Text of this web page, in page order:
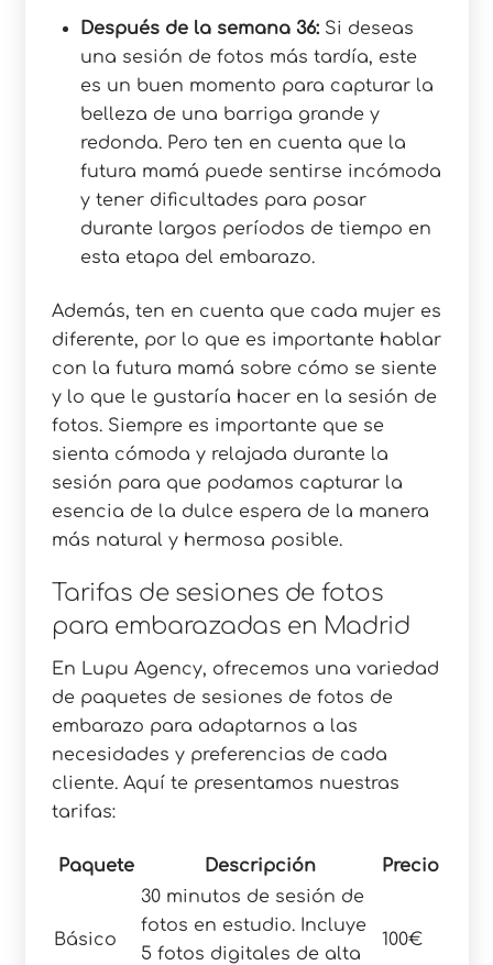
Después de la semana 36: Si deseas
una sesión de fotos más tardía, este
es un buen momento para capturar la
belleza de una barriga grande y
redonda. Pero ten en cuenta que la
futura mamá puede sentirse incómoda
y tener dificultades para posar
durante largos períodos de tiempo en
esta etapa del embarazo.
Además, ten en cuenta que cada mujer es
diferente, por lo que es importante hablar
con la futura mamá sobre cómo se siente
y lo que le gustaría hacer en la sesión de
fotos. Siempre es importante que se
sienta cómoda y relajada durante la
sesión para que podamos capturar la
esencia de la dulce espera de la manera
más natural y hermosa posible.
Tarifas de sesiones de fotos
para embarazadas en Madrid
En Lupu Agency, ofrecemos una variedad
de paquetes de sesiones de fotos de
embarazo para adaptarnos a las
necesidades y preferencias de cada
cliente. Aquí te presentamos nuestras
tarifas:
Paquete Descripción Precio
Básico
30 minutos de sesión de
fotos en estudio. Incluye
5 fotos digitales de alta
100€